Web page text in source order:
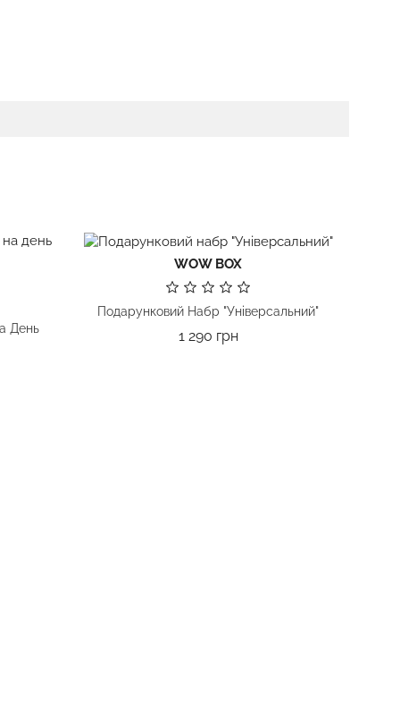
День
WOW BOX
Подарунковий Набр "Універсальний"
1 290 грнЦіна